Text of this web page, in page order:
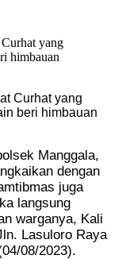
Curhat yang
beri himbauan
Manggala,
dengan
juga
langsung
warganya, Kali
Lasuloro Raya
08/2023).